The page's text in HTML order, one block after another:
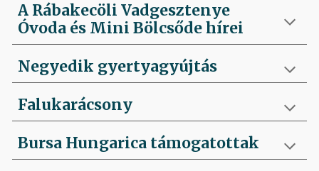
A Rábakecöli Vadgesztenye
Óvoda és Mini Bölcsőde hírei
Negyedik gyertyagyújtás
Falukarácsony
Bursa Hungarica támogatottak